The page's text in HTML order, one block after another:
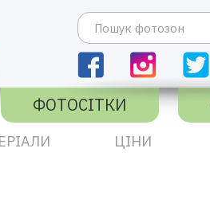
ФОТОСІТКИ
ЦІНИ